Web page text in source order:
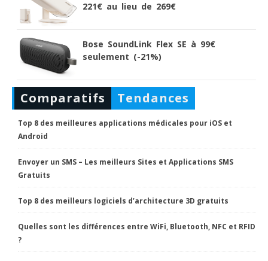
221€ au lieu de 269€
Bose SoundLink Flex SE à 99€
seulement (-21%)
Comparatifs Tendances
Top 8 des meilleures applications médicales pour iOS et
Android
Envoyer un SMS – Les meilleurs Sites et Applications SMS
Gratuits
Top 8 des meilleurs logiciels d’architecture 3D gratuits
Quelles sont les différences entre WiFi, Bluetooth, NFC et RFID
?